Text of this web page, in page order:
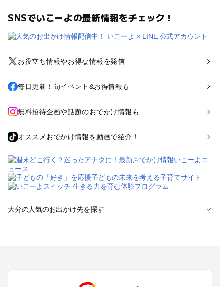
SNSでいこーよの最新情報をチェック！
お役立ち情報やお得な情報を発信
毎日更新！旬イベント&お得情報も
無料招待企画や話題のおでかけ情報も
オススメおでかけ情報を動画で紹介！
大分の人気のお出かけ先を探す